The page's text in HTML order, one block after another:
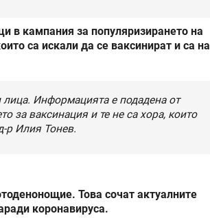
в кампания за популяризирането на
са искали да се ваксинират и са на
лица. Информацията е подадена от
за ваксинация и те не са хора, които
р Илия Тонев.
Това сочат актуалните
коронавируса.